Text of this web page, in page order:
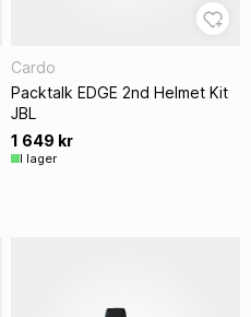
Cardo
Packtalk EDGE 2nd Helmet Kit
JBL
1 649 kr
I lager